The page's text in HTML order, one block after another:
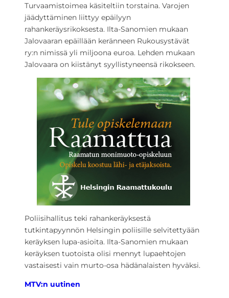
Turvaamistoimea käsiteltiin torstaina. Varojen
jäädyttäminen liittyy epäilyyn
rahankeräysrikoksesta. Ilta-Sanomien mukaan
Jalovaaran epäillään keränneen Rukousystävät
ry:n nimissä yli miljoona euroa. Lehden mukaan
Jalovaara on kiistänyt syyllistyneensä rikokseen.
Poliisihallitus teki rahankeräyksestä
tutkintapyynnön Helsingin poliisille selvitettyään
keräyksen lupa-asioita. Ilta-Sanomien mukaan
keräyksen tuotoista olisi mennyt lupaehtojen
vastaisesti vain murto-osa hädänalaisten hyväksi.
MTV:n uutinen